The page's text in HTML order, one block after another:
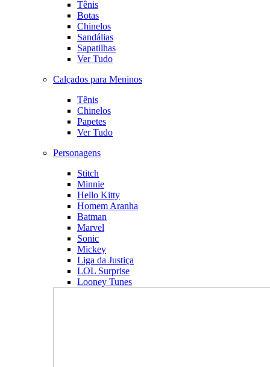
Tênis
Botas
Chinelos
Sandálias
Sapatilhas
Ver Tudo
Calçados para Meninos
Tênis
Chinelos
Papetes
Ver Tudo
Personagens
Stitch
Minnie
Hello Kitty
Homem Aranha
Batman
Marvel
Sonic
Mickey
Liga da Justiça
LOL Surprise
Looney Tunes